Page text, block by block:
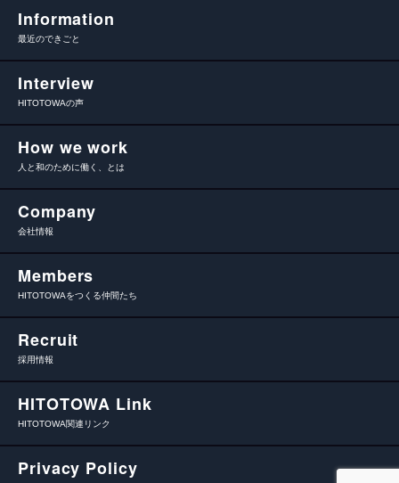
Information
最近のできごと
Interview
HITOTOWAの声
How we work
人と和のために働く、とは
Company
会社情報
Members
HITOTOWAをつくる仲間たち
Recruit
採用情報
HITOTOWA Link
HITOTOWA関連リンク
Privacy Policy